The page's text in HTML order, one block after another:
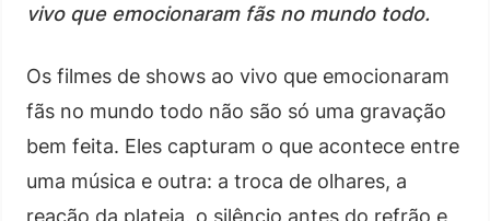
vivo que emocionaram fãs no mundo todo.
Os filmes de shows ao vivo que emocionaram
fãs no mundo todo não são só uma gravação
bem feita. Eles capturam o que acontece entre
uma música e outra: a troca de olhares, a
reação da plateia, o silêncio antes do refrão e